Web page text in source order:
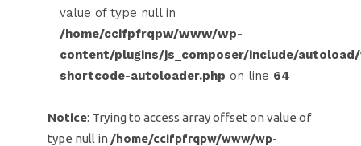
value of type null in
/home/ccifpfrqpw/www/wp-
content/plugins/js_composer/include/
shortcode-autoloader.php on line 64
Notice: Trying to access array offset on value of
type null in /home/ccifpfrqpw/www/wp-